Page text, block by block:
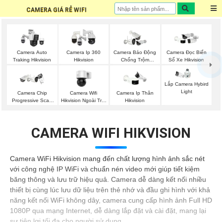
CAMERA GIÁ RẺ WIFI
Camera Auto
Traking Hikvision
Camera Ip 360
Hikvision
Camera Báo Động
Chống Trộm
Camera Đọc Biển
Số Xe Hikvision
Camera Chip
Progressive Scan
Camera Wifi
Hikvision Ngoài Trời
Camera Ip Thân
Hikvision
Lắp Camera Hybird
Light
CAMERA WIFI HIKVISION
Camera WiFi Hikvision mang đến chất lượng hình ảnh sắc nét
với công nghệ IP WiFi và chuẩn nén video mới giúp tiết kiệm
băng thông và lưu trữ hiệu quả. Camera dễ dàng kết nối nhiều
thiết bị cùng lúc lưu dữ liệu trên thẻ nhớ và đầu ghi hình với khả
năng kết nối WiFi không dây, camera cung cấp hình ảnh Full HD
1080P qua mạng Internet, dễ dàng lắp đặt và cài đặt, mang lại